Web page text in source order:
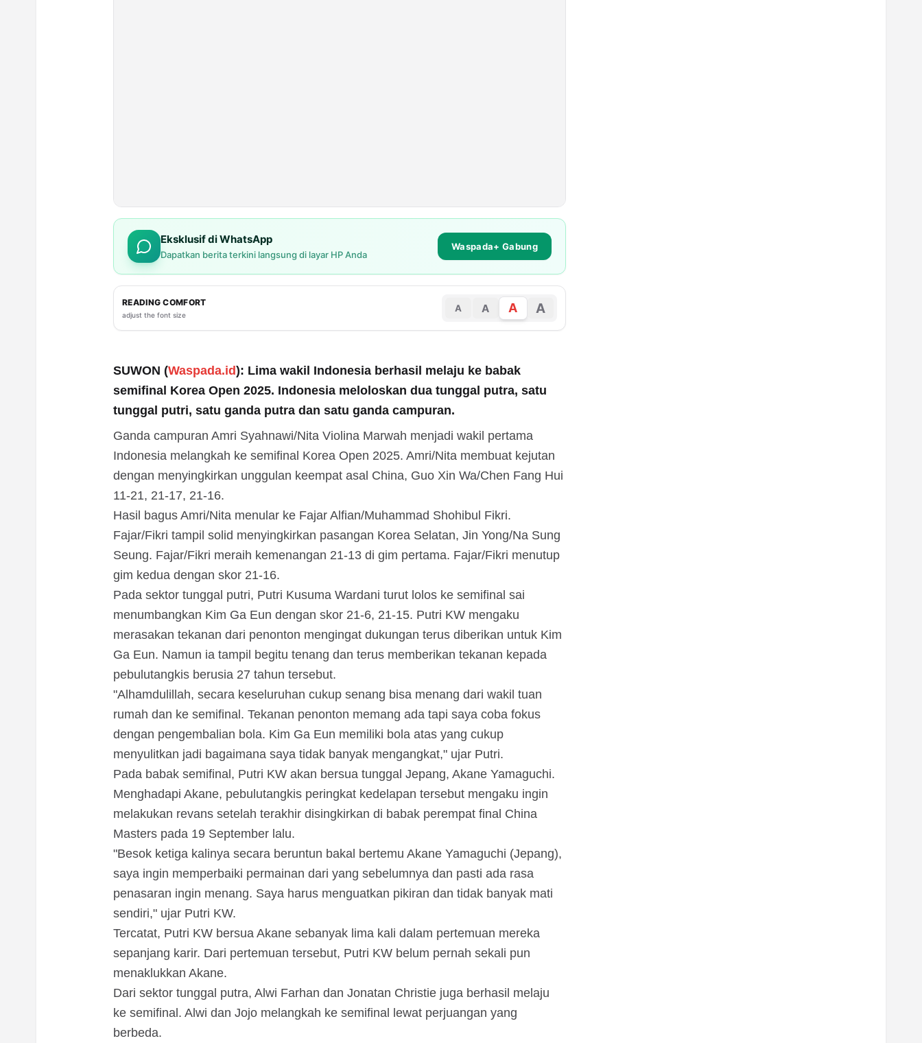
Eksklusif di WhatsApp
Dapatkan berita terkini langsung di layar HP Anda
Waspada+ Gabung
READING COMFORT
adjust the font size
A A A A
SUWON (Waspada.id): Lima wakil Indonesia berhasil melaju ke babak
semifinal Korea Open 2025. Indonesia meloloskan dua tunggal putra, satu
tunggal putri, satu ganda putra dan satu ganda campuran.
Ganda campuran Amri Syahnawi/Nita Violina Marwah menjadi wakil pertama
Indonesia melangkah ke semifinal Korea Open 2025. Amri/Nita membuat kejutan
dengan menyingkirkan unggulan keempat asal China, Guo Xin Wa/Chen Fang Hui
11-21, 21-17, 21-16.
Hasil bagus Amri/Nita menular ke Fajar Alfian/Muhammad Shohibul Fikri.
Fajar/Fikri tampil solid menyingkirkan pasangan Korea Selatan, Jin Yong/Na Sung
Seung. Fajar/Fikri meraih kemenangan 21-13 di gim pertama. Fajar/Fikri menutup
gim kedua dengan skor 21-16.
Pada sektor tunggal putri, Putri Kusuma Wardani turut lolos ke semifinal sai
menumbangkan Kim Ga Eun dengan skor 21-6, 21-15. Putri KW mengaku
merasakan tekanan dari penonton mengingat dukungan terus diberikan untuk Kim
Ga Eun. Namun ia tampil begitu tenang dan terus memberikan tekanan kepada
pebulutangkis berusia 27 tahun tersebut.
"Alhamdulillah, secara keseluruhan cukup senang bisa menang dari wakil tuan
rumah dan ke semifinal. Tekanan penonton memang ada tapi saya coba fokus
dengan pengembalian bola. Kim Ga Eun memiliki bola atas yang cukup
menyulitkan jadi bagaimana saya tidak banyak mengangkat," ujar Putri.
Pada babak semifinal, Putri KW akan bersua tunggal Jepang, Akane Yamaguchi.
Menghadapi Akane, pebulutangkis peringkat kedelapan tersebut mengaku ingin
melakukan revans setelah terakhir disingkirkan di babak perempat final China
Masters pada 19 September lalu.
"Besok ketiga kalinya secara beruntun bakal bertemu Akane Yamaguchi (Jepang),
saya ingin memperbaiki permainan dari yang sebelumnya dan pasti ada rasa
penasaran ingin menang. Saya harus menguatkan pikiran dan tidak banyak mati
sendiri," ujar Putri KW.
Tercatat, Putri KW bersua Akane sebanyak lima kali dalam pertemuan mereka
sepanjang karir. Dari pertemuan tersebut, Putri KW belum pernah sekali pun
menaklukkan Akane.
Dari sektor tunggal putra, Alwi Farhan dan Jonatan Christie juga berhasil melaju
ke semifinal. Alwi dan Jojo melangkah ke semifinal lewat perjuangan yang
berbeda.